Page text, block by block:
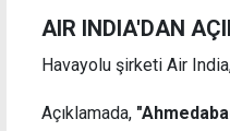
AIR INDIA'DAN
Havayolu şirketi Air
Açıklamada,